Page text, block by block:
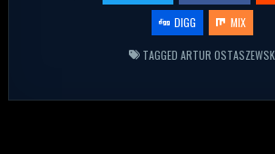
DIGG
MIX
TAGGED ARTUR